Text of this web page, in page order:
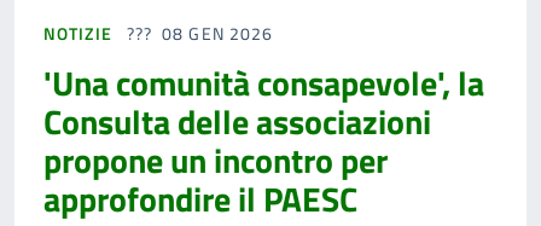
NOTIZIE 08 GEN 2026
'Una comunità consapevole', la
Consulta delle associazioni
propone un incontro per
approfondire il PAESC